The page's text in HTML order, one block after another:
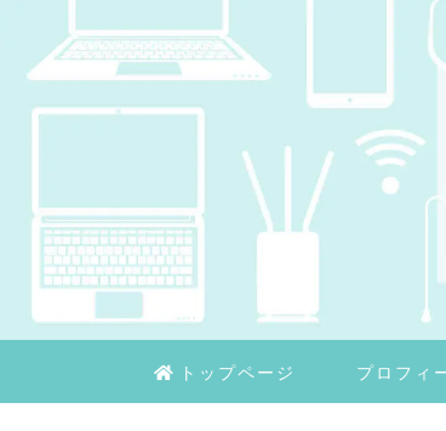
トップページ プロフィ